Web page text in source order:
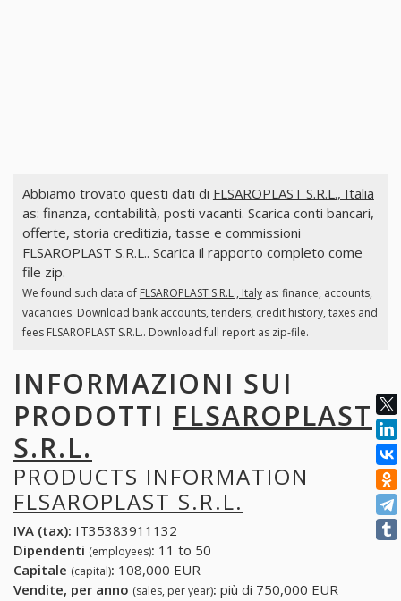
Abbiamo trovato questi dati di FLSAROPLAST S.R.L., Italia
as: finanza, contabilità, posti vacanti. Scarica conti bancari,
offerte, storia creditizia, tasse e commissioni
FLSAROPLAST S.R.L.. Scarica il rapporto completo come
file zip.
We found such data of FLSAROPLAST S.R.L., Italyas: finance, accounts,
vacancies. Download bank accounts, tenders, credit history, taxes and
fees FLSAROPLAST S.R.L.. Download full report as zip-file.
INFORMAZIONI SUI
PRODOTTI FLSAROPLAST
S.R.L.
PRODUCTS INFORMATION
FLSAROPLAST S.R.L.
IVA (tax): IT35383911132
Dipendenti (employees): 11 to 50
Capitale (capital): 108,000 EUR
Vendite, per anno (sales, per year): più di 750,000 EUR